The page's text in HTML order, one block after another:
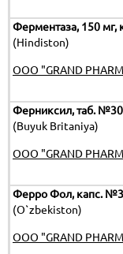
Ферментаза, 150 мг,
(Hindiston)
OOO "GRAND
Ферниксил, таб. №30
(Buyuk Britaniya)
OOO "GRAND
Ферро Фол, капс.
(O`zbekiston)
OOO "GRAND